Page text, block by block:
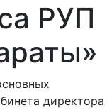
РУП
директора